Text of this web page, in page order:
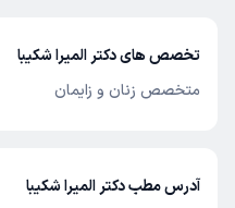
تخصص های دکتر المیرا شکیبا
متخصص زنان و زایمان
آدرس مطب دکتر المیرا شکیبا